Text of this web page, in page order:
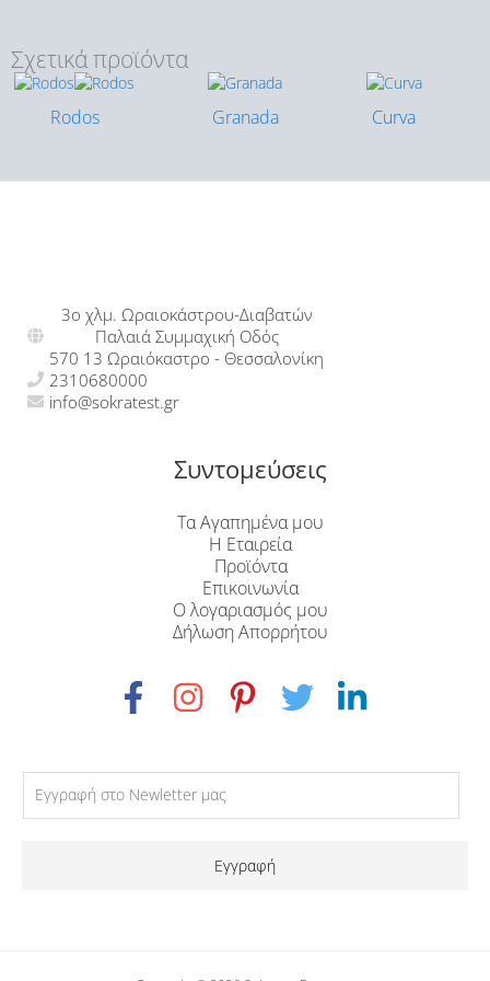
Σχετικά προϊόντα
Rodos Granada Curva
3ο χλμ. Ωραιοκάστρου-Διαβατών
Παλαιά Συμμαχική Οδός
570 13 Ωραιόκαστρο - Θεσσαλονίκη
2310680000
info@sokratest.gr
Συντομεύσεις
Τα Αγαπημένα μου
Η Εταιρεία
Προϊόντα
Επικοινωνία
Ο λογαριασμός μου
Δήλωση Απορρήτου
Εγγραφή